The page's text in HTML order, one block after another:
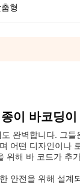
형
이 바코딩
완벽합니다. 그
어떤 디자인이나
위해 바 코드가
안전을 위해 설